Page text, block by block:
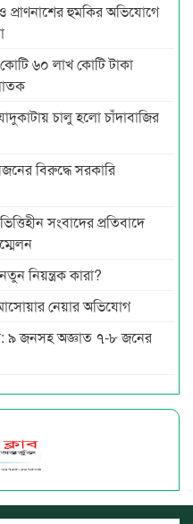
হুমকির অভিযোগে
৬০ লাখ কোটি টাকা
চালু হলো চাঁদাবাজির
বিরুদ্ধে সরকারি
সংবাদের প্রতিবাদে
নিয়ন্ত্রক কারা?
নেয়ার অভিযোগ
৯ জনসহ অজ্ঞাত ৭-৮ জনের